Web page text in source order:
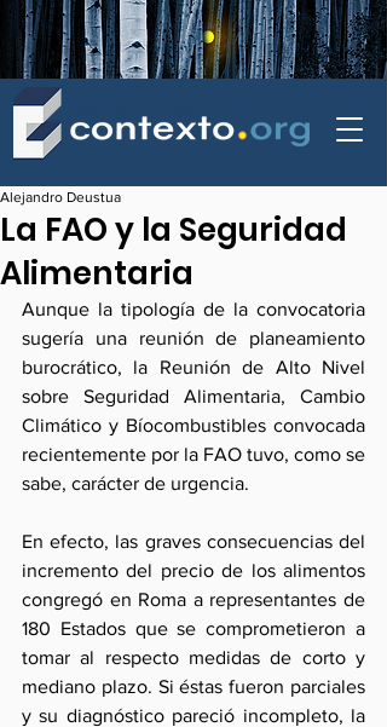
La FAO y la Seguridad
Alimentaria
Alejandro Deustua
Aunque la tipología de la convocatoria
sugería una reunión de planeamiento
burocrático, la Reunión de Alto Nivel
sobre Seguridad Alimentaria, Cambio
Climático y Bíocombustibles convocada
recientemente por la FAO tuvo, como se
sabe, carácter de urgencia.
En efecto, las graves consecuencias del
incremento del precio de los alimentos
congregó en Roma a representantes de
180 Estados que se comprometieron a
tomar al respecto medidas de corto y
mediano plazo. Si éstas fueron parciales
y su diagnóstico pareció incompleto, la